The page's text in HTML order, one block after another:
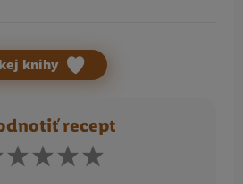
knihy
recept